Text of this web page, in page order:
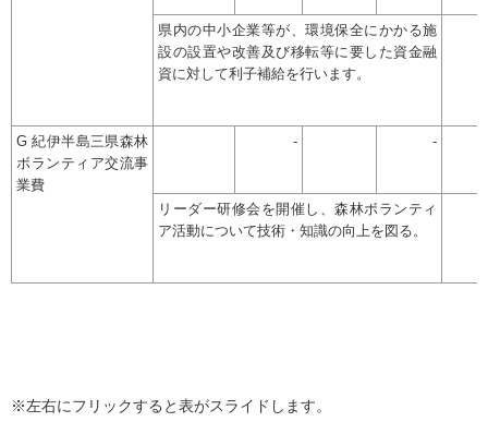
県内の中小企業等が、環境保全にかかる施
設の設置や改善及び移転等に要した資金融
資に対して利子補給を行います。
G 紀伊半島三県森林
ボランティア交流事
業費
- -
リーダー研修会を開催し、森林ボランティ
ア活動について技術・知識の向上を図る。
※左右にフリックすると表がスライドします。